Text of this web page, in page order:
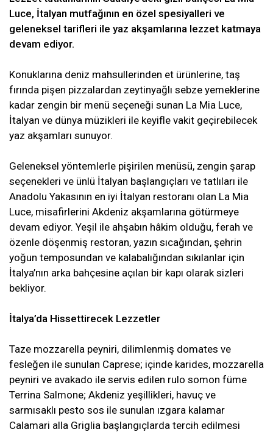
Luce, İtalyan mutfağının en özel spesiyalleri ve
geleneksel tarifleri ile yaz akşamlarına lezzet katmaya
devam ediyor.
Konuklarına deniz mahsullerinden et ürünlerine, taş
fırında pişen pizzalardan zeytinyağlı sebze yemeklerine
kadar zengin bir menü seçeneği sunan La Mia Luce,
İtalyan ve dünya müzikleri ile keyifle vakit geçirebilecek
yaz akşamları sunuyor.
Geleneksel yöntemlerle pişirilen menüsü, zengin şarap
seçenekleri ve ünlü İtalyan başlangıçları ve tatlıları ile
Anadolu Yakasının en iyi İtalyan restoranı olan La Mia
Luce, misafirlerini Akdeniz akşamlarına götürmeye
devam ediyor. Yeşil ile ahşabın hâkim olduğu, ferah ve
özenle döşenmiş restoran, yazın sıcağından, şehrin
yoğun temposundan ve kalabalığından sıkılanlar için
İtalya’nın arka bahçesine açılan bir kapı olarak sizleri
bekliyor.
İtalya’da Hissettirecek Lezzetler
Taze mozzarella peyniri, dilimlenmiş domates ve
fesleğen ile sunulan Caprese; içinde karides, mozzarella
peyniri ve avakado ile servis edilen rulo somon füme
Terrina Salmone; Akdeniz yeşillikleri, havuç ve
sarmısaklı pesto sos ile sunulan ızgara kalamar
Calamari alla Griglia başlangıçlarda tercih edilmesi